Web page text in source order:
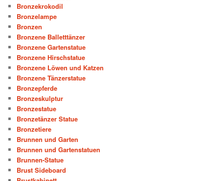
Bronzekrokodil
Bronzelampe
Bronzen
Bronzene Balletttänzer
Bronzene Gartenstatue
Bronzene Hirschstatue
Bronzene Löwen und Katzen
Bronzene Tänzerstatue
Bronzepferde
Bronzeskulptur
Bronzestatue
Bronzetänzer Statue
Bronzetiere
Brunnen und Garten
Brunnen und Gartenstatuen
Brunnen-Statue
Brust Sideboard